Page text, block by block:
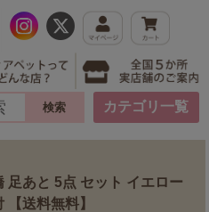
カテゴリ一覧
足あと 5点 セット イエロー
送料無料】